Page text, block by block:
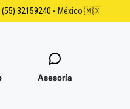
(55) 32159240 - México 🇲🇽
Asesoría